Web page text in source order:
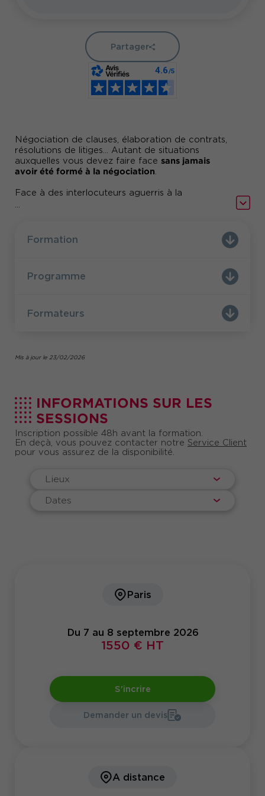
Négociation de clauses, élaboration de contrats,
résolutions de litiges... Autant de situations
auxquelles vous devez faire face sans jamais
avoir été formé à la négociation.
Face à des interlocuteurs aguerris à la
Juristes, ces 2 jours de formations vous
interlocuteurs et arriver à des accords gagnants-
gagnants.
...
Partager
Formation
Programme
Formateurs
Mis à jour le 23/02/2026
INFORMATIONS SUR LES
SESSIONS
Inscription possible 48h avant la formation.
En deçà, vous pouvez contacter notre Service Client
pour vous assurez de la disponibilité.
Lieux
Dates
Paris
Du 7 au 8 septembre 2026
1550 € HT
S'incrire
Demander un devis
A distance